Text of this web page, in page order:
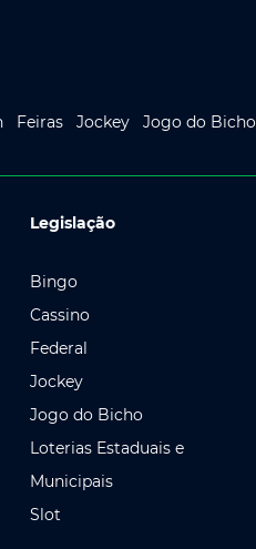
Feiras Jockey Jogo do Bicho
Legislação
Bingo
Cassino
Federal
Jockey
Jogo do Bicho
Loterias Estaduais e
Municipais
Slot